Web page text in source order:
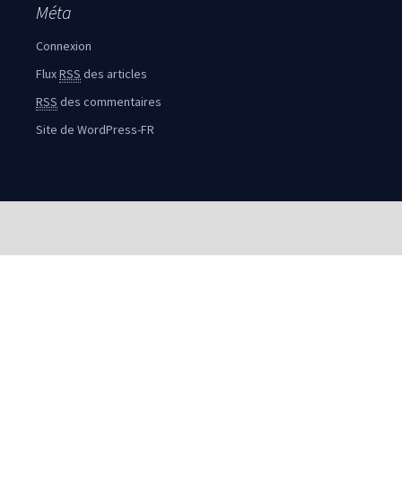
Méta
Connexion
FluxRSS des articles
RSS des commentaires
Site de WordPress-FR